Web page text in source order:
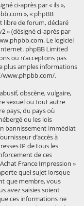
ci-après par « ils »,
», « phpBB
libre de forum, déclaré
» (désigné ci-après par
. Le logiciel
phpBB Limited
ou n’acceptons pas
plus amples informations
www.phpbb.com/.
obscène, vulgaire,
sexuel ou tout autre
pays, du pays où
ou les lois
bannissement immédiat
d’accès à
IP de tous les
de ces
France Impression »
quel sujet lorsque
que membre, vous
avez saisies soient
ces informations ne